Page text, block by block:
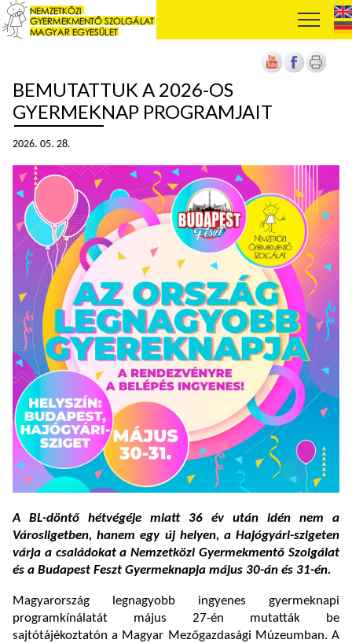
BEMUTATTUK A 2026-OS
GYERMEKNAP PROGRAMJAIT
2026. 05. 28.
A BL-döntő hétvégéje miatt 36 év után idén nem a
Városligetben, hanem egy új helyen, a Hajógyári-szigeten
várja a családokat a Nemzetközi Gyermekmentő Szolgálat
és a Budapest Feszt Gyermeknapja május 30-án és 31-én.
Magyarország legnagyobb ingyenes gyermeknapi
programkínálatát május 27-én mutatták be
sajtótájékoztatón a Magyar Mezőgazdasági Múzeumban. A